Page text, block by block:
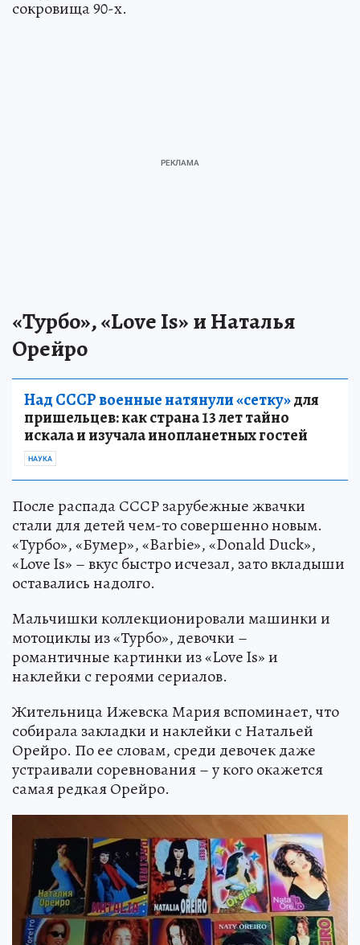
сокровища 90-х.
«Турбо», «Love Is» и Наталья
Орейро
Над СССР военные натянули «сетку»для
пришельцев: как страна 13 лет тайно
искала и изучала инопланетных гостей
НАУКА
После распада СССР зарубежные жвачки
стали для детей чем-то совершенно новым.
«Турбо», «Бумер», «Barbie», «Donald Duck»,
«Love Is» – вкус быстро исчезал, зато вкладыши
оставались надолго.
Мальчишки коллекционировали машинки и
мотоциклы из «Турбо», девочки –
романтичные картинки из «Love Is» и
наклейки с героями сериалов.
Жительница Ижевска Мария вспоминает, что
собирала закладки и наклейки с Натальей
Орейро. По ее словам, среди девочек даже
устраивали соревнования – у кого окажется
самая редкая Орейро.